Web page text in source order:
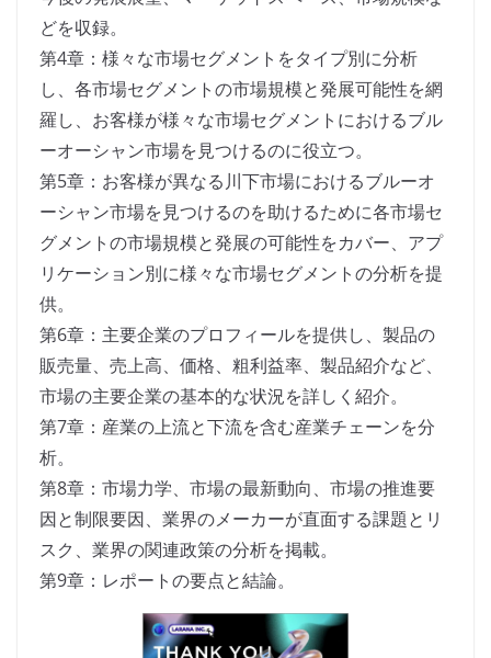
どを収録。
第4章：様々な市場セグメントをタイプ別に分析
し、各市場セグメントの市場規模と発展可能性を網
羅し、お客様が様々な市場セグメントにおけるブル
ーオーシャン市場を見つけるのに役立つ。
第5章：お客様が異なる川下市場におけるブルーオ
ーシャン市場を見つけるのを助けるために各市場セ
グメントの市場規模と発展の可能性をカバー、アプ
リケーション別に様々な市場セグメントの分析を提
供。
第6章：主要企業のプロフィールを提供し、製品の
販売量、売上高、価格、粗利益率、製品紹介など、
市場の主要企業の基本的な状況を詳しく紹介。
第7章：産業の上流と下流を含む産業チェーンを分
析。
第8章：市場力学、市場の最新動向、市場の推進要
因と制限要因、業界のメーカーが直面する課題とリ
スク、業界の関連政策の分析を掲載。
第9章：レポートの要点と結論。